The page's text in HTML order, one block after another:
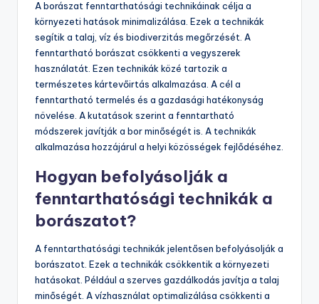
A borászat fenntarthatósági technikáinak célja a
környezeti hatások minimalizálása. Ezek a technikák
segítik a talaj, víz és biodiverzitás megőrzését. A
fenntartható borászat csökkenti a vegyszerek
használatát. Ezen technikák közé tartozik a
természetes kártevőirtás alkalmazása. A cél a
fenntartható termelés és a gazdasági hatékonyság
növelése. A kutatások szerint a fenntartható
módszerek javítják a bor minőségét is. A technikák
alkalmazása hozzájárul a helyi közösségek fejlődéséhez.
Hogyan befolyásolják a
fenntarthatósági technikák a
borászatot?
A fenntarthatósági technikák jelentősen befolyásolják a
borászatot. Ezek a technikák csökkentik a környezeti
hatásokat. Például a szerves gazdálkodás javítja a talaj
minőségét. A vízhasználat optimalizálása csökkenti a